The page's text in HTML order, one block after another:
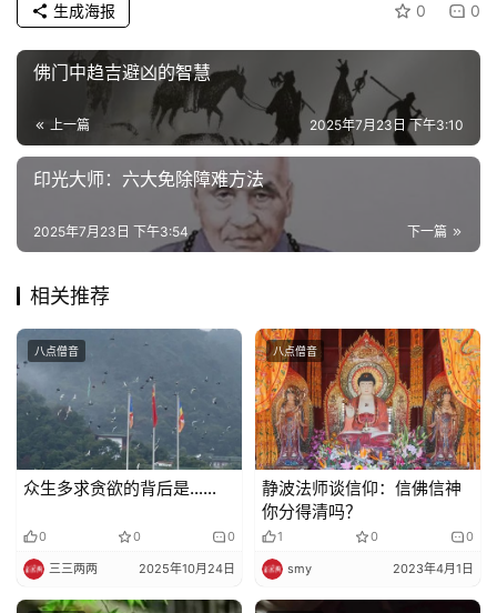
公
益
慈
佛
人
物
院
巡
礼
频
纪
录
登录 注册
0 0
生成海报
佛门中趋吉避凶的智慧
上一篇 2025年7月23日 下午3:10
印光大师：六大免除障难方法
下一篇
2025年7月23日 下午3:54
相关推荐
八点僧音
众生多求贪欲的背后是……
0 0 0
三三两两 2025年10月24日
八点僧音
静波法师谈信仰：信佛信神
你分得清吗？
1 0 0
smy 2023年4月1日